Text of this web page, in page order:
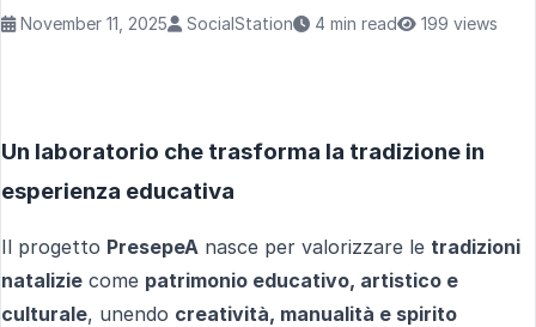
November 11, 2025 SocialStation 4 min read 199 views
Un laboratorio che trasforma la tradizione in
esperienza educativa
Il progetto PresepeA nasce per valorizzare le tradizioni
natalizie come patrimonio educativo, artistico e
culturale, unendo creatività, manualità e spirito